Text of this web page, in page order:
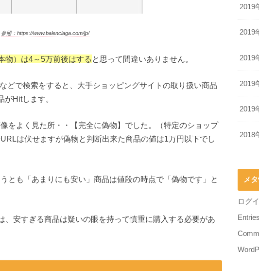
参照：https://www.balenciaga.com/jp/
物）は4～5万前後はする と思って間違いありません。
どで検索をすると、大手ショッピングサイトの取り扱い商品
Hitします。
をよく見た所・・【完全に偽物】でした。（特定のショップ
は伏せますが偽物と判断出来た商品の値は1万円以下でし
とも「あまりにも安い」商品は値段の時点で「偽物です」と
、安すぎる商品は疑いの眼を持って慎重に購入する必要があ
2019
2019
2019
2019
2019
2018
メ
ログ
Entries